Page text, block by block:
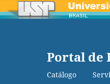
Portal de
Catálogo